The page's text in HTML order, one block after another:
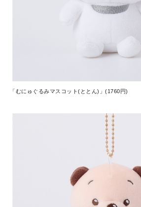
「むにゅぐるみマスコット(ととん)」(1760円)